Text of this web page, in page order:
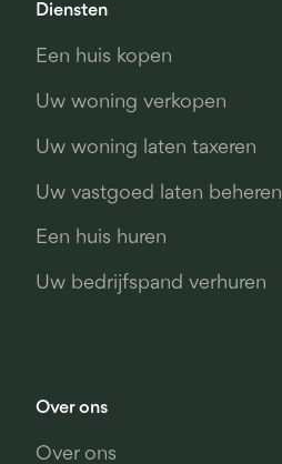
Diensten
Een huis kopen
Uw woning verkopen
Uw woning laten taxeren
Uw vastgoed laten beheren
Een huis huren
Uw bedrijfspand verhuren
Over ons
Over ons